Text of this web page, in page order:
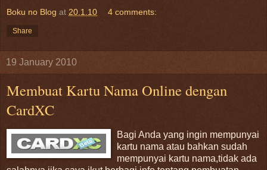
Boku no Blog at 20.1.10 4 comments:
Share
19 January 2010
Membuat Kartu Nama Online dengan
CardXC
Bagi Anda yang ingin mempunyai
kartu nama atau bahkan sudah
mempunyai kartu nama,tidak ada